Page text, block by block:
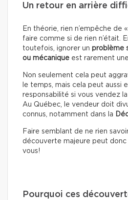
Un retour en arrière
En théorie, rien n’empêche de
faire comme si de rien n’était.
toutefois, ignorer un problème
ou mécanique est rarement
Non seulement cela peut
le temps, mais cela peut aussi
responsabilité si vous vendez
Au Québec, le vendeur doit
connus, notamment dans la
Faire semblant de ne rien
découverte majeure peut
vous!
Pourquoi ces